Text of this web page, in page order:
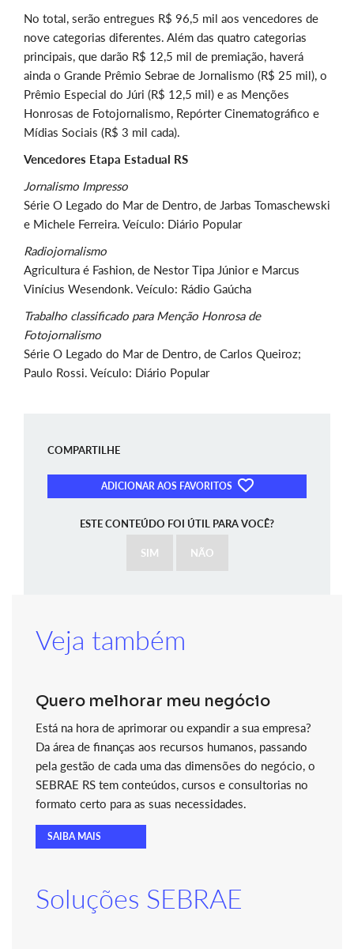
No total, serão entregues R$ 96,5 mil aos vencedores de
nove categorias diferentes. Além das quatro categorias
principais, que darão R$ 12,5 mil de premiação, haverá
ainda o Grande Prêmio Sebrae de Jornalismo (R$ 25 mil), o
Prêmio Especial do Júri (R$ 12,5 mil) e as Menções
Honrosas de Fotojornalismo, Repórter Cinematográfico e
Mídias Sociais (R$ 3 mil cada).
Vencedores Etapa Estadual RS
Jornalismo Impresso
Série O Legado do Mar de Dentro, de Jarbas Tomaschewski
e Michele Ferreira. Veículo: Diário Popular
Radiojornalismo
Agricultura é Fashion, de Nestor Tipa Júnior e Marcus
Vinícius Wesendonk. Veículo: Rádio Gaúcha
Trabalho classificado para Menção Honrosa de
Fotojornalismo
Série O Legado do Mar de Dentro, de Carlos Queiroz;
Paulo Rossi. Veículo: Diário Popular
COMPARTILHE
ADICIONAR AOS FAVORITOS
ESTE CONTEÚDO FOI ÚTIL PARA VOCÊ?
SIM NÃO
Veja também
Quero melhorar meu negócio
Está na hora de aprimorar ou expandir a sua empresa?
Da área de finanças aos recursos humanos, passando
pela gestão de cada uma das dimensões do negócio, o
SEBRAE RS tem conteúdos, cursos e consultorias no
formato certo para as suas necessidades.
SAIBA MAIS
Soluções SEBRAE